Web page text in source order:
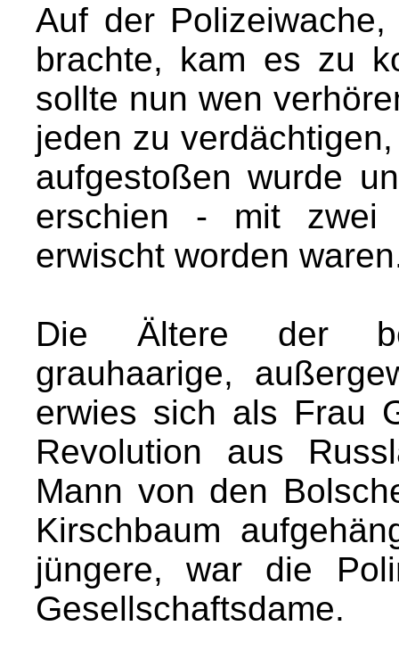
Auf der
brachte, kam es zu
sollte nun wen
jeden zu
aufgestoßen wurde
erschien - mit zwei
erwischt worden
Die Ältere der
grauhaarige,
erwies sich als Frau
Revolution aus
Mann von den
Kirschbaum
jüngere, war die
Gesellschaftsdame.